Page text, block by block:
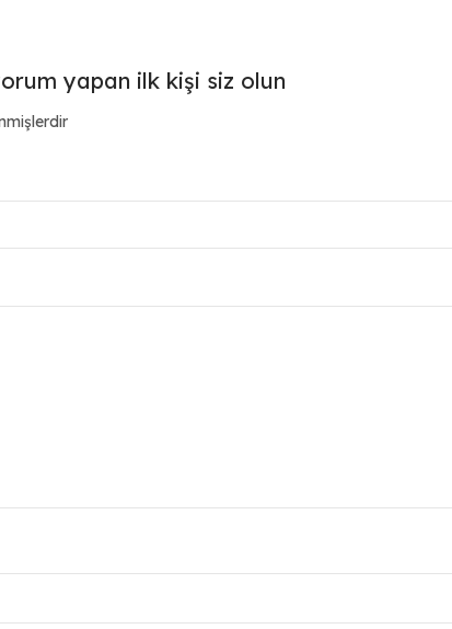
yapan ilk kişi siz olun